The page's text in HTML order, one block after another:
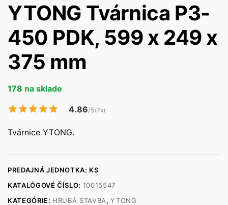
YTONG Tvárnica P3-
450 PDK, 599 x 249 x
375 mm
178 na sklade
4.86/5(7x)
Tvárnice YTONG.
PREDAJNÁ JEDNOTKA: KS
KATALÓGOVÉ ČÍSLO: 10015547
KATEGÓRIE: HRUBÁ STAVBA,YTONG